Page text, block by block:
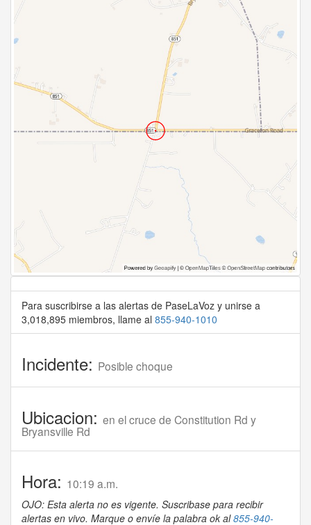
Para suscribirse a las alertas de PaseLaVoz y unirse a
3,018,895 miembros, llame al 855-940-1010
Incidente: Posible choque
Ubicacion: en el cruce de Constitution Rd y
Bryansville Rd
Hora: 10:19 a.m.
OJO: Esta alerta no es vigente. Suscribase para recibir
alertas en vivo. Marque o envíe la palabra ok al855-940-